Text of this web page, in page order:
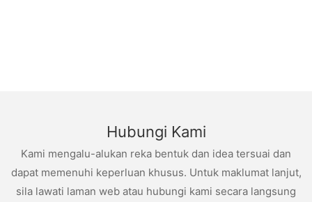
Hubungi Kami
Kami mengalu-alukan reka bentuk dan idea tersuai dan
dapat memenuhi keperluan khusus. Untuk maklumat lanjut,
sila lawati laman web atau hubungi kami secara langsung